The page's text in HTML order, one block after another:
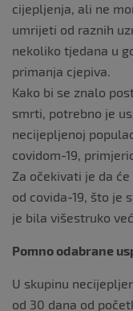
cijepljenja, ali ne
umrijeti od raznih
nekoliko tjedana u
primanja cjepiva.
Kako bi se znalo
smrti, potrebno je
necijepljenoj
covidom-19,
Za očekivati je da
od covida-19, što je
je bila višestruko
Pomno odabrane
U skupinu
od 30 dana od